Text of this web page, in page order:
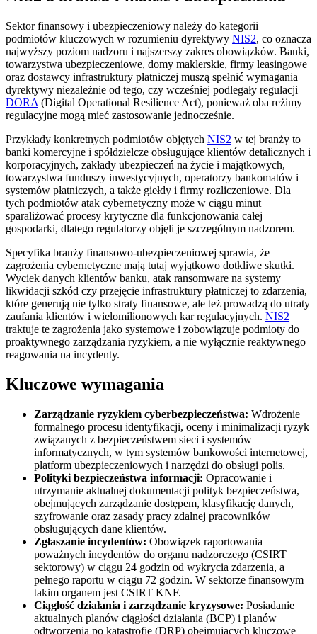
Sektor finansowy i ubezpieczeniowy należy do kategorii
podmiotów kluczowych w rozumieniu dyrektywy NIS2, co oznacza
najwyższy poziom nadzoru i najszerszy zakres obowiązków. Banki,
towarzystwa ubezpieczeniowe, domy maklerskie, firmy leasingowe
oraz dostawcy infrastruktury płatniczej muszą spełnić wymagania
dyrektywy niezależnie od tego, czy wcześniej podlegały regulacji
DORA (Digital Operational Resilience Act), ponieważ oba reżimy
regulacyjne mogą mieć zastosowanie jednocześnie.
Przykłady konkretnych podmiotów objętych NIS2 w tej branży to
banki komercyjne i spółdzielcze obsługujące klientów detalicznych i
korporacyjnych, zakłady ubezpieczeń na życie i majątkowych,
towarzystwa funduszy inwestycyjnych, operatorzy bankomatów i
systemów płatniczych, a także giełdy i firmy rozliczeniowe. Dla
tych podmiotów atak cybernetyczny może w ciągu minut
sparaliżować procesy krytyczne dla funkcjonowania całej
gospodarki, dlatego regulatorzy objęli je szczególnym nadzorem.
Specyfika branży finansowo-ubezpieczeniowej sprawia, że
zagrożenia cybernetyczne mają tutaj wyjątkowo dotkliwe skutki.
Wyciek danych klientów banku, atak ransomware na systemy
likwidacji szkód czy przejęcie infrastruktury płatniczej to zdarzenia,
które generują nie tylko straty finansowe, ale też prowadzą do utraty
zaufania klientów i wielomilionowych kar regulacyjnych. NIS2
traktuje te zagrożenia jako systemowe i zobowiązuje podmioty do
proaktywnego zarządzania ryzykiem, a nie wyłącznie reaktywnego
reagowania na incydenty.
Kluczowe wymagania
Zarządzanie ryzykiem cyberbezpieczeństwa: Wdrożenie
formalnego procesu identyfikacji, oceny i minimalizacji ryzyk
związanych z bezpieczeństwem sieci i systemów
informatycznych, w tym systemów bankowości internetowej,
platform ubezpieczeniowych i narzędzi do obsługi polis.
Polityki bezpieczeństwa informacji: Opracowanie i
utrzymanie aktualnej dokumentacji polityk bezpieczeństwa,
obejmujących zarządzanie dostępem, klasyfikację danych,
szyfrowanie oraz zasady pracy zdalnej pracowników
obsługujących dane klientów.
Zgłaszanie incydentów: Obowiązek raportowania
poważnych incydentów do organu nadzorczego (CSIRT
sektorowy) w ciągu 24 godzin od wykrycia zdarzenia, a
pełnego raportu w ciągu 72 godzin. W sektorze finansowym
takim organem jest CSIRT KNF.
Ciągłość działania i zarządzanie kryzysowe: Posiadanie
aktualnych planów ciągłości działania (BCP) i planów
odtworzenia po katastrofie (DRP) obejmujących kluczowe